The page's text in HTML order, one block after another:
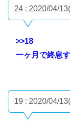
24 : 2020/04/
>>18
一ヶ月で終息
19 : 2020/04/